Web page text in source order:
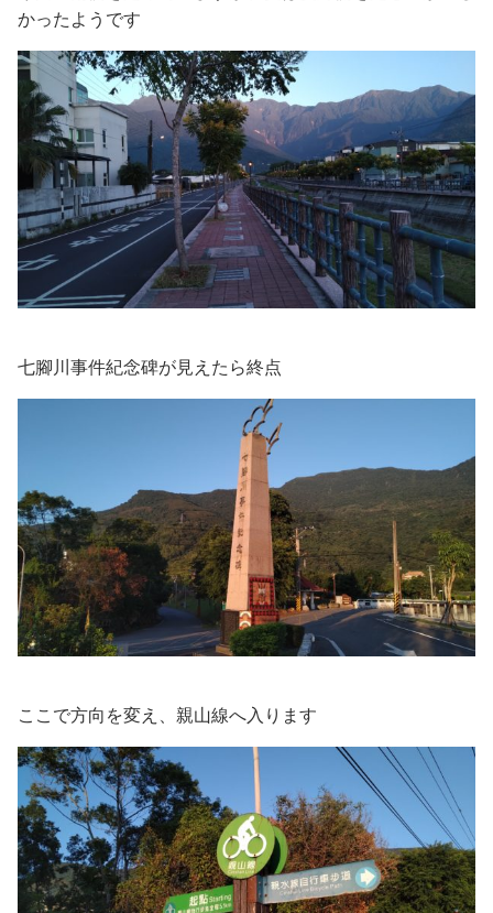
かったようです
七腳川事件紀念碑が見えたら終点
ここで方向を変え、親山線へ入ります